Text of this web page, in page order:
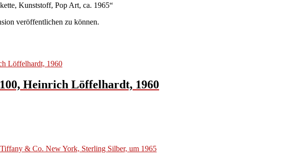
Kunststoff, Pop Art, ca. 1965“
veröffentlichen zu können.
Heinrich Löffelhardt, 1960